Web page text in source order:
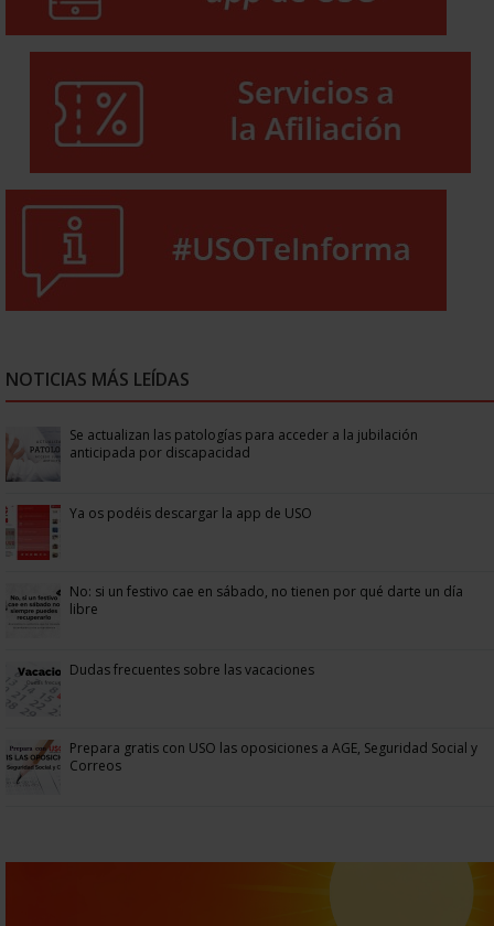
NOTICIAS MÁS LEÍDAS
Se actualizan las patologías para acceder a la jubilación
anticipada por discapacidad
Ya os podéis descargar la app de USO
No: si un festivo cae en sábado, no tienen por qué darte un día
libre
Dudas frecuentes sobre las vacaciones
Prepara gratis con USO las oposiciones a AGE, Seguridad Social y
Correos